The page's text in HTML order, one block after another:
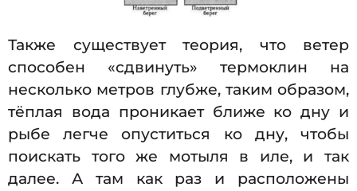
Также существует теория, что ветер
способен «сдвинуть» термоклин на
несколько метров глубже, таким образом,
тёплая вода проникает ближе ко дну и
рыбе легче опуститься ко дну, чтобы
поискать того же мотыля в иле, и так
далее. А там как раз и расположены